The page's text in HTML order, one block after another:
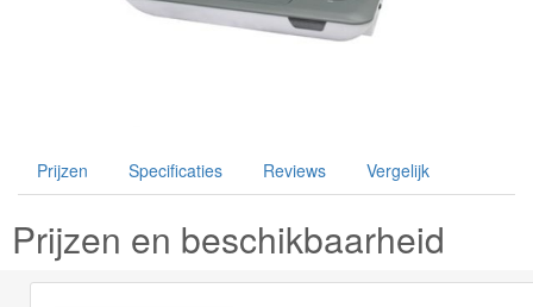
Prijzen Specificaties Reviews Vergelijk
Prijzen en beschikbaarheid